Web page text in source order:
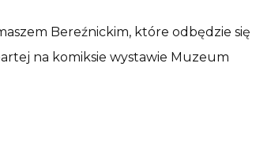
Bereźnickim, które odbędzie się
na komiksie wystawie Muzeum